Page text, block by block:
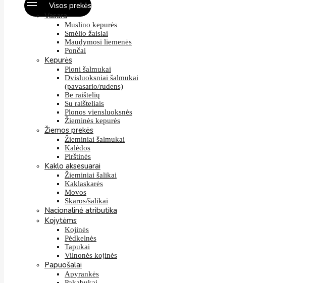
Visos prekės
Vasara
Muslino kepurės
Smėlio žaislai
Maudymosi liemenės
Pončai
Kepurės
Ploni šalmukai
Dvisluoksniai šalmukai
(pavasario/rudens)
Be raištelių
Su raišteliais
Plonos viensluoksnės
Žieminės kepurės
Žiemos prekės
Žieminiai šalmukai
Kalėdos
Pirštinės
Kaklo aksesuarai
Žieminiai šalikai
Kaklaskarės
Movos
Skaros/šalikai
Nacionalinė atributika
Kojytėms
Kojinės
Pėdkelnės
Tapukai
Vilnonės kojinės
Papuošalai
Apyrankės